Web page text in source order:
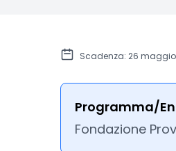
Scadenza: 26
Programma/
Fondazione